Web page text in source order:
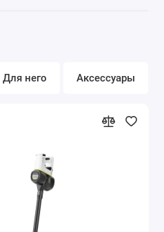
Для него Аксессуары